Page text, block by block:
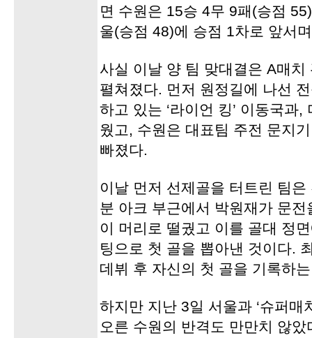
면 수원은 15승 4무 9패(승점
울(승점 48)에 승점 1차로 앞서
사실 이날 양 팀 맞대결은 A매
펼쳐졌다. 먼저 원정길에 나선
하고 있는 ‘라이언 킹’ 이동국과
웠고, 수원은 대표팀 주전 문지
빠졌다.
이날 먼저 선제골을 터트린 팀
분 아크 부근에서 박원재가 문
이 머리로 떨궜고 이를 골대 정
팅으로 첫 골을 뽑아낸 것이다.
데뷔 후 자신의 첫 골을 기록하
하지만 지난 3일 서울과 ‘슈퍼매
오른 수원의 반격도 만만치 않